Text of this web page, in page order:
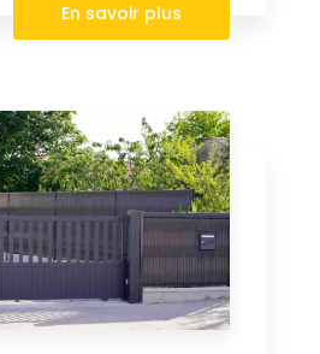
En savoir plus